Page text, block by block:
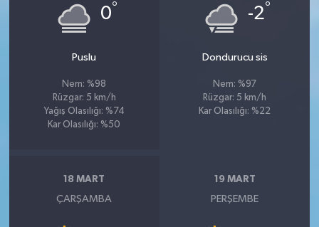
0°
Puslu
Nem: %98
Rüzgar: 5 km/h
Yağış Olasılığı: %74
Kar Olasılığı: %50
-2°
Dondurucu sis
Nem: %97
Rüzgar: 5 km/h
Kar Olasılığı: %22
18 MART
ÇARŞAMBA
19 MART
PERŞEMBE